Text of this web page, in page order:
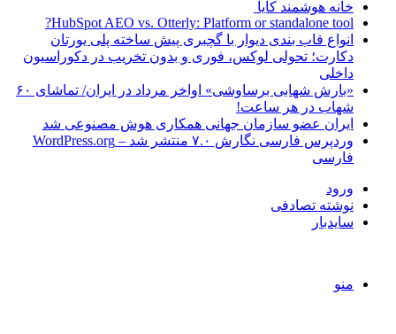
خانه هوشمند کایا
HubSpot AEO vs. Otterly: Platform or standalone tool?
انواع قاب بندی دیوار با گچبری پیش ساخته پلی یورتان
دکارت؛ تحولی لوکس، فوری و بدون تخریب در دکوراسیون
داخلی
«بارش شهابی برساوشی» اواخر مرداد در ایران/ تماشای ۶۰
شهاب در هر ساعت!
ایران عضو سازمان جهانی همکاری هوش مصنوعی شد
وردپرس فارسی نگارش ۷.۰ منتشر شد – WordPress.org
فارسی
ورود
نوشته تصادفی
سایدبار
منو